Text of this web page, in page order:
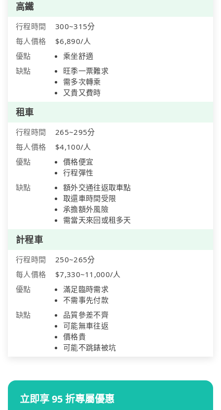
高鐵
行程時間
300~315分
每人價格
$6,890/人
優點
乘坐舒適
缺點
旺季一票難求
需多次轉乘
又貴又費時
租車
行程時間
265~295分
每人價格
$4,100/人
優點
價格便宜
行程彈性
缺點
額外交通往返取車點
取還車時間受限
承擔額外風險
需當天來回或租多天
計程車
行程時間
250~265分
每人價格
$7,330~11,000/人
優點
滿足臨時需求
不需事先付款
缺點
品質參差不齊
可能無車往返
價格貴
可能不跳錶被坑
立即享 95 折專屬優惠